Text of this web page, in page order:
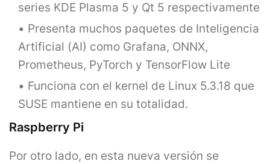
series KDE Plasma 5 y Qt 5 respectivamente
Presenta muchos paquetes de Inteligencia
Artificial (AI) como Grafana, ONNX,
Prometheus, PyTorch y TensorFlow Lite
Funciona con el kernel de Linux 5.3.18 que
SUSE mantiene en su totalidad.
Raspberry Pi
Por otro lado, en esta nueva versión se